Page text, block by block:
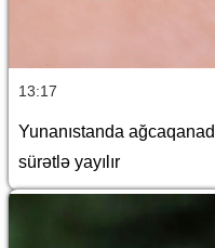
13:17
Yunanıstanda
sürətlə yayılır